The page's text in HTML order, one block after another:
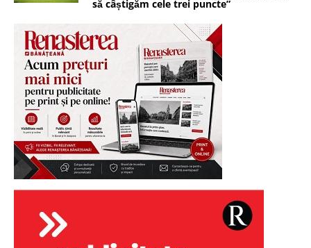
să câștigăm cele trei puncte”